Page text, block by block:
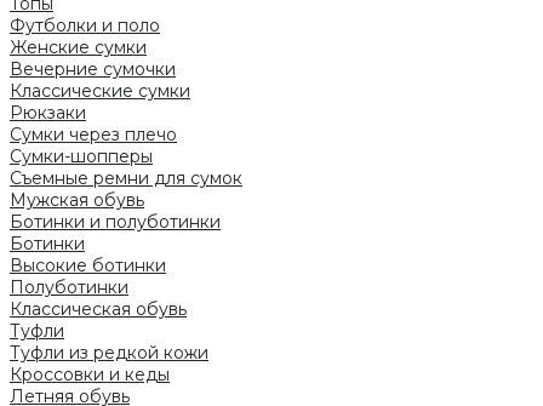
Футболки и поло
Женские сумки
Вечерние сумочки
Классические сумки
Рюкзаки
Сумки через плечо
Сумки-шопперы
Съемные ремни для сумок
Мужская обувь
Ботинки и полуботинки
Ботинки
Высокие ботинки
Полуботинки
Классическая обувь
Туфли
Туфли из редкой кожи
Кроссовки и кеды
Летняя обувь